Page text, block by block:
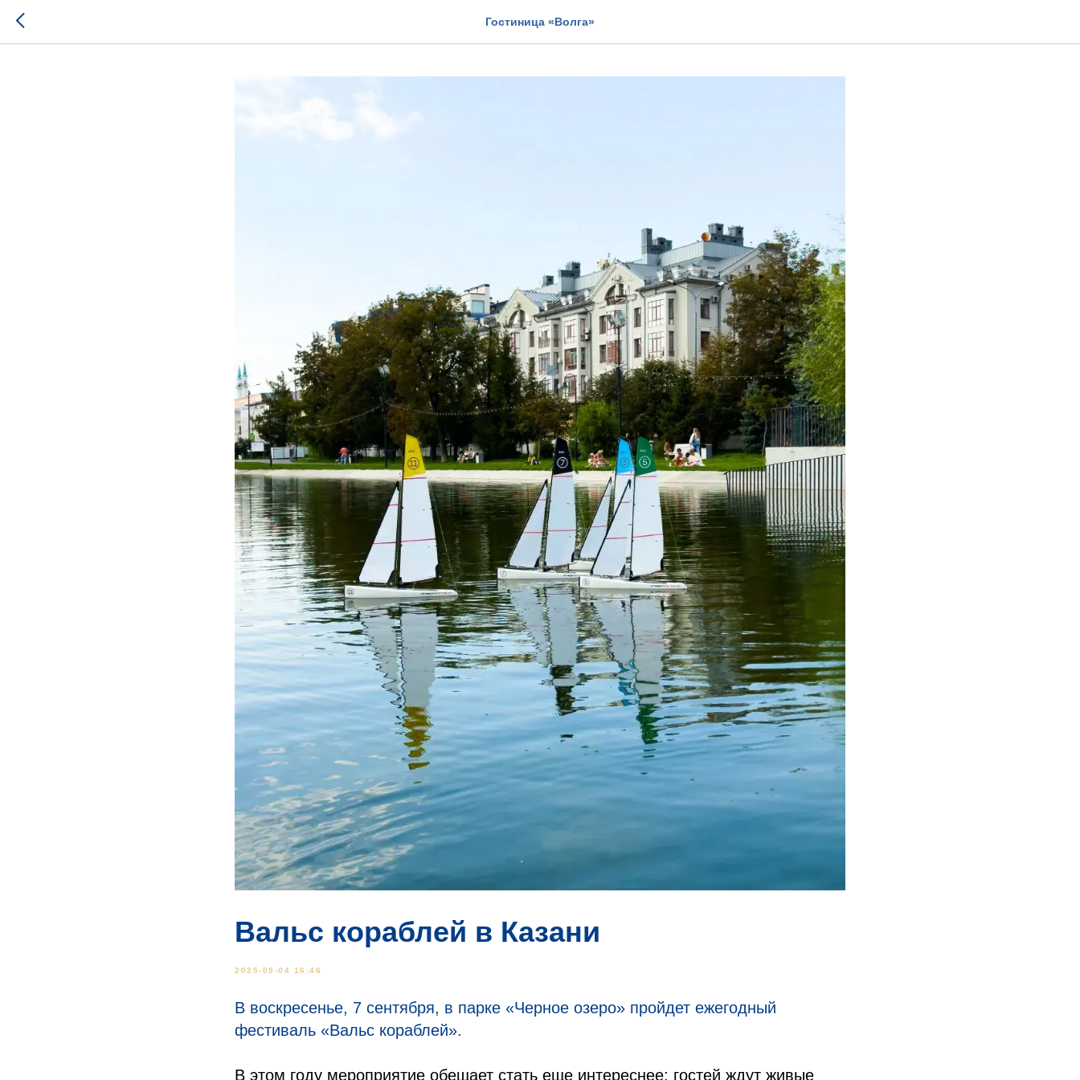
Гостиница «Волга»
Вальс кораблей в Казани
2025-09-04 16:46
В воскресенье, 7 сентября, в парке «Черное озеро» пройдет ежегодный
фестиваль «Вальс кораблей».
В этом году мероприятие обещает стать еще интереснее: гостей ждут живые